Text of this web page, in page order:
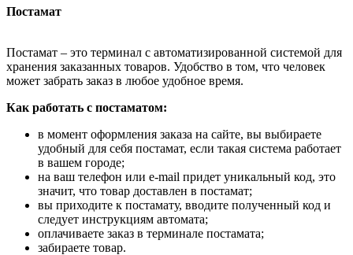
Постамат
Постамат – это терминал с автоматизированной системой для
хранения заказанных товаров. Удобство в том, что человек
может забрать заказ в любое удобное время.
Как работать с постаматом:
в момент оформления заказа на сайте, вы выбираете
удобный для себя постамат, если такая система работает
в вашем городе;
на ваш телефон или e-mail придет уникальный код, это
значит, что товар доставлен в постамат;
вы приходите к постамату, вводите полученный код и
следует инструкциям автомата;
оплачиваете заказ в терминале постамата;
забираете товар.